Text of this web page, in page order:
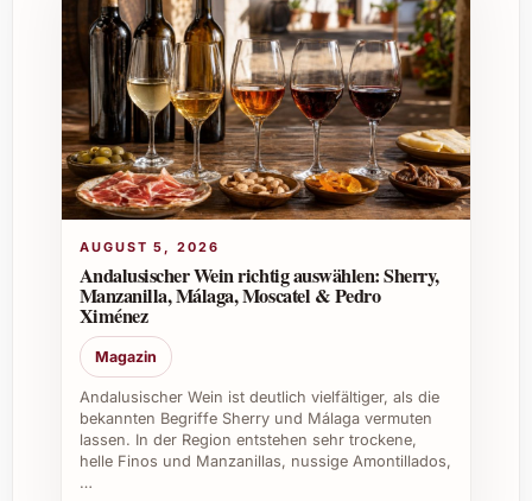
zusätzlichen Glanz und Freude.
Firmenfeiern und Events:Präsentieren
Sie einen stilvollen Wein, der bei Kunden
und Kollegen Eindruck macht.
Caterings und Gastronomie:Mit Aiurri
2022 erweitern Sie Ihr Sortiment um
eine attraktive Weinoption für
Anspruchsvolle Gäste.
Weinkeller und Sammlungen:
Lagermöglichkeit von mehreren Jahren
macht Aiurri 2022 auch für den
bewussten Weinsammler zur
spannenden Wahl.
Entdecken Sie jetzt den unverwechselbaren
Geschmack und die Vielfalt von Aiurri 2022 –
ein Wein, der jeden Moment zum besonderen
Genuss macht.
AUGUST 5, 2026
Andalusischer Wein richtig auswählen: Sherry,
Manzanilla, Málaga, Moscatel & Pedro
Ximénez
Magazin
Andalusischer Wein ist deutlich vielfältiger, als die
bekannten Begriffe Sherry und Málaga vermuten
lassen. In der Region entstehen sehr trockene,
helle Finos und Manzanillas, nussige Amontillados,
…